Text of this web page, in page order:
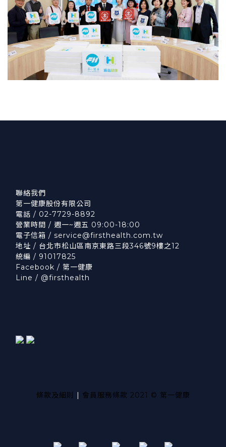
聯絡我們
第一健康股份有限公司
電話 / 02-7729-8892
營業時間 / 週一~週五 09:00-18:00
電子信箱 / service@firsthealth.com.tw
地址 / 台北市松山區南京東路三段346號9樓之12
統編 / 91017825
Facebook / 第一健康
Line / @firsthealth
條款及細則 | 會員服務條款 2021 © 第一健康